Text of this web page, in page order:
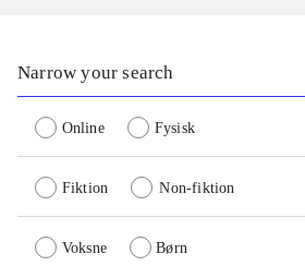
Narrow your search
Online Fysisk
Fiktion Non-fiktion
Voksne Børn